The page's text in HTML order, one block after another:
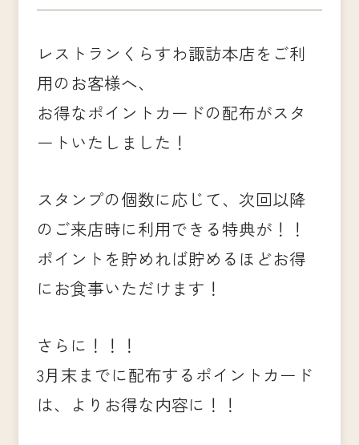
レストランくらすわ諏訪本店をご利
用のお客様へ、
お得なポイントカードの配布がスタ
ートいたしました！
スタンプの個数に応じて、次回以降
のご来店時に利用できる特典が！！
ポイントを貯めれば貯めるほどお得
にお食事いただけます！
さらに！！！
3月末までに配布するポイントカード
は、よりお得な内容に！！